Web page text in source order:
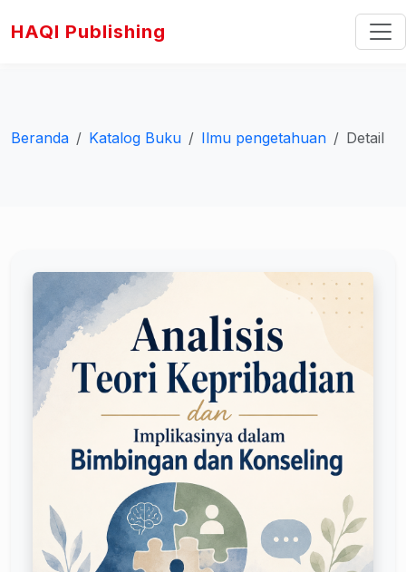
HAQI Publishing
Beranda Katalog Buku Ilmu pengetahuan Detail